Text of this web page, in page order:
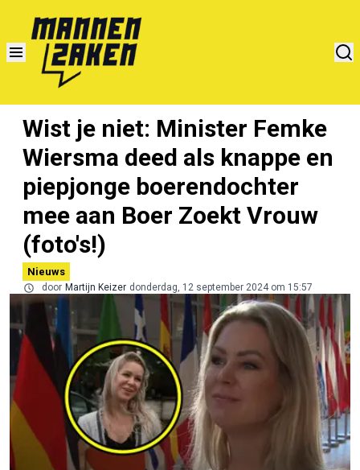
Wist je niet: Minister Femke
Wiersma deed als knappe en
piepjonge boerendochter
mee aan Boer Zoekt Vrouw
(foto's!)
Nieuws
door Martijn Keizer donderdag, 12 september 2024 om 15:57